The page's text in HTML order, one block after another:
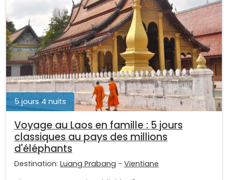
5 jours 4 nuits
Voyage au Laos en famille : 5 jours
classiques au pays des millions
d'éléphants
Destination: Luang Prabang - Vientiane